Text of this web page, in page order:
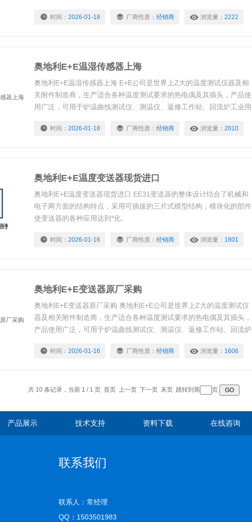
地测量被测气体中的温度、相对湿度、露点温度、湿球温度、水蒸气分
时间： 2026-01-18 厂商性质： 经销商 浏览量： 2222
奥地利E+E温湿传感器上海
奥地利E+E温湿传感器上海 E+E公司是世界上Z大的温度测试仪器及相
关附件制造商，生产适合各种温度测试要求的热电偶及其插头，产品使
用广泛，可用于炉温曲线测试仪、测温仪、返修工作站、回流炉工业用
时间： 2026-01-18 厂商性质： 经销商 浏览量： 2010
奥地利E+E温度变送器现货进口
奥地利E+E温度变送器现货进口 EE31变送器的整体设计结合了机械和
电子两方面的结构特点，采用可插拔的三片式模型结构，模块化的部件
使变送器的各种应用达到*化。
时间： 2026-01-16 厂商性质： 经销商 浏览量： 1801
奥地利E+E变送器原厂采购
奥地利E+E变送器原厂采购 奥地利E+E公司是世界上Z大的温度测试仪
器及相关附件制造商，生产适合各种温度测试要求的热电偶及其插头，
产品使用广泛，可用于炉温曲线测试仪、测温仪、返修工作站、回流炉
中心. 时间： 2026-01-16 厂商性质： 经销商 浏览量： 1606
共 10 条记录，当前 1 / 1 页 首页 上一页 下一页 末页 跳转到第 页
产品展示 技术支持 资料下载 在线咨询
联系我们
联系人：常经理
QQ： 1503501983